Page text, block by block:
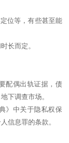
位等，有些甚至能
长而定。
配偶出轨证据，债
下调查市场。
》中关于隐私权保
信息罪的条款。